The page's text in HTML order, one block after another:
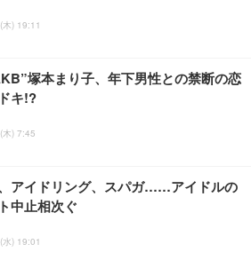
フィスチェア デスクチェア 疲れない テレ
ェア 強化バックレスト 30度ロッキング機
ェア 通気性メッシュ ゲーミング/勉強/事
ゃれ パソコンチェア (ブラック)
フィスチェア デスクチェア 疲れない テレ
ェア 強化バックレスト 30度ロッキング機
チェア 通気性メッシュ ゲーミング/勉強/事
ゃれ パソコンチェア (ホワイト)
オフィスチェア デスクチェア 肘なし メ
気性 ランバーサポート付き 腰サポート ガ
昇降 360度回転 キャスター付き コンパク
27"ゲーミングモニター DualSense 充電
き（CFI-ZDM1J）
品】Dell E2724HS 27インチ 液晶モニタ
（1920×1080）VA 非光沢 HDMI/DisplayP
24.5inch/280Hz/FHD】GRAPHT THE S
Gaming Monitor 24” Essential ゲーミン
QD 24.5インチ 1ms FHD 量子ドット 残
ライフ ネオ・オムツ L 中型犬用 26枚入
スマートベーシック) 【Amazon.co.jp
Basic アイリスオーヤマ ペットシーツ
ーヤマ ペットシーツ 超厚型 お徳用 レギ
枚入【Amazon.co.jp限定】
) 19:11
塚本まり子、年下男性との禁断の恋
キ!?
) 7:45
アイドリング、スパガ……アイドルの
中止相次ぐ
) 19:01